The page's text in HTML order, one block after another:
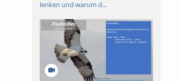
lenken und warum d...